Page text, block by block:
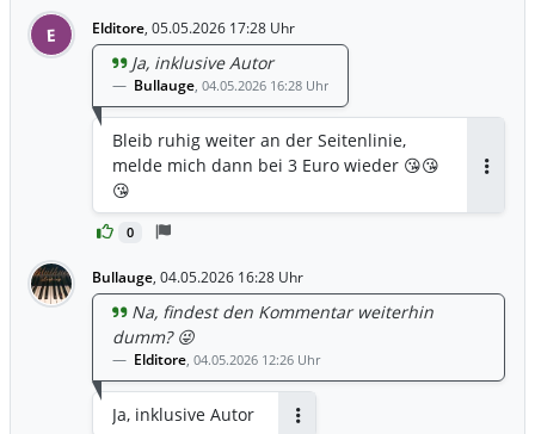
E Elditore, 05.05.2026 17:28 Uhr
0
Ja, inklusive Autor
Bullauge, 04.05.2026 16:28 Uhr
Bleib ruhig weiter an der Seitenlinie,
melde mich dann bei 3 Euro wieder 😘😘
😘
Bullauge, 04.05.2026 16:28 Uhr
Na, findest den Kommentar weiterhin
dumm? 😜
Elditore, 04.05.2026 12:26 Uhr
Ja, inklusive Autor